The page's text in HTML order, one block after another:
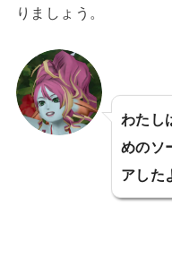
りましょう。
わたし
めのソ
アした